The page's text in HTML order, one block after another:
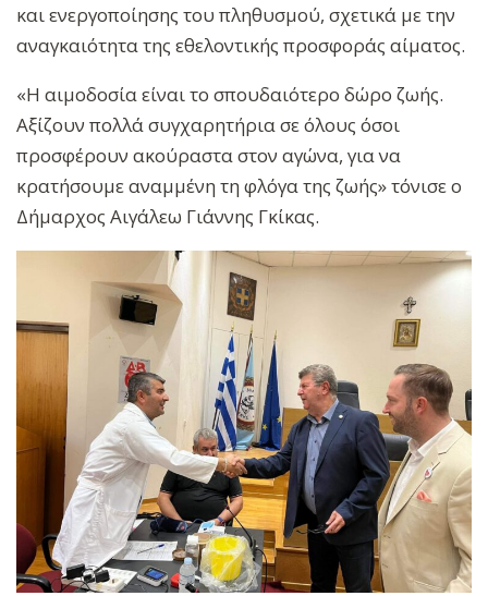
και ενεργοποίησης του πληθυσμού, σχετικά με την
αναγκαιότητα της εθελοντικής προσφοράς αίματος.
«Η αιμοδοσία είναι το σπουδαιότερο δώρο ζωής.
Αξίζουν πολλά συγχαρητήρια σε όλους όσοι
προσφέρουν ακούραστα στον αγώνα, για να
κρατήσουμε αναμμένη τη φλόγα της ζωής» τόνισε ο
Δήμαρχος Αιγάλεω Γιάννης Γκίκας.